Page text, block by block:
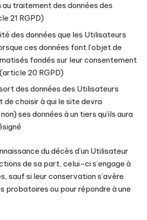
au traitement des données des
21 RGPD)
des données que les Utilisateurs
ces données font l’objet de
fondés sur leur consentement
20 RGPD)
des données des Utilisateurs
de choisir à qui le site devra
ses données à un tiers qu’ils aura
du décès d’un Utilisateur
de sa part, celui-ci s’engage à
sauf si leur conservation s’avère
probatoires ou pour répondre à une